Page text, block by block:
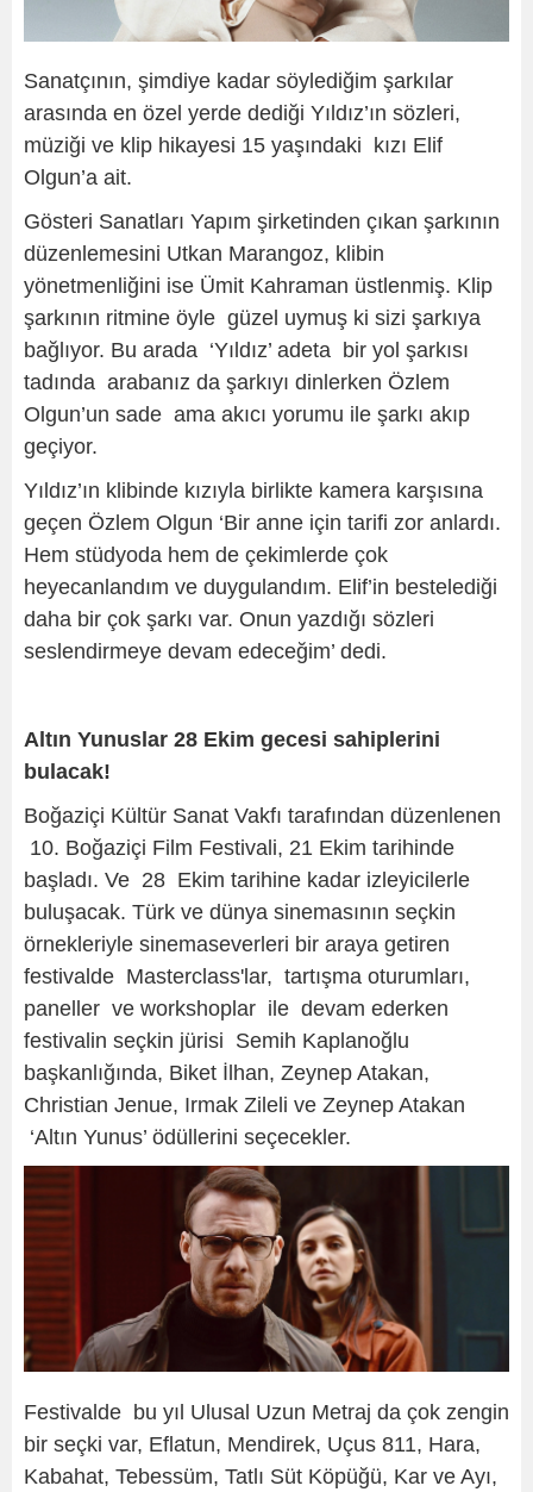
Sanatçının, şimdiye kadar söylediğim şarkılar
arasında en özel yerde dediği Yıldız’ın sözleri,
müziği ve klip hikayesi 15 yaşındaki kızı Elif
Olgun’a ait.
Gösteri Sanatları Yapım şirketinden çıkan şarkının
düzenlemesini Utkan Marangoz, klibin
yönetmenliğini ise Ümit Kahraman üstlenmiş. Klip
şarkının ritmine öyle güzel uymuş ki sizi şarkıya
bağlıyor. Bu arada ‘Yıldız’ adeta bir yol şarkısı
tadında arabanız da şarkıyı dinlerken Özlem
Olgun’un sade ama akıcı yorumu ile şarkı akıp
geçiyor.
Yıldız’ın klibinde kızıyla birlikte kamera karşısına
geçen Özlem Olgun ‘Bir anne için tarifi zor anlardı.
Hem stüdyoda hem de çekimlerde çok
heyecanlandım ve duygulandım. Elif’in bestelediği
daha bir çok şarkı var. Onun yazdığı sözleri
seslendirmeye devam edeceğim’ dedi.
Altın Yunuslar 28 Ekim gecesi sahiplerini
bulacak!
Boğaziçi Kültür Sanat Vakfı tarafından düzenlenen
10. Boğaziçi Film Festivali, 21 Ekim tarihinde
başladı. Ve 28 Ekim tarihine kadar izleyicilerle
buluşacak. Türk ve dünya sinemasının seçkin
örnekleriyle sinemaseverleri bir araya getiren
festivalde Masterclass'lar, tartışma oturumları,
paneller ve workshoplar ile devam ederken
festivalin seçkin jürisi Semih Kaplanoğlu
başkanlığında, Biket İlhan, Zeynep Atakan,
Christian Jenue, Irmak Zileli ve Zeynep Atakan
‘Altın Yunus’ ödüllerini seçecekler.
Festivalde bu yıl Ulusal Uzun Metraj da çok zengin
bir seçki var, Eflatun, Mendirek, Uçus 811, Hara,
Kabahat, Tebessüm, Tatlı Süt Köpüğü, Kar ve Ayı,